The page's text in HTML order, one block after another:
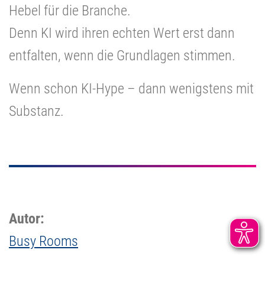
Hebel für die Branche.
Denn KI wird ihren echten Wert erst dann
entfalten, wenn die Grundlagen stimmen.
Wenn schon KI-Hype – dann wenigstens mit
Substanz.
Autor:
Busy Rooms